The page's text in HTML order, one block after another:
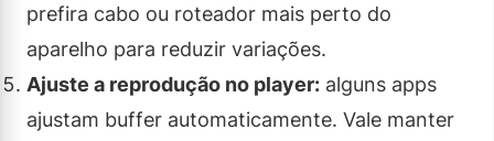
prefira cabo ou roteador mais perto do
aparelho para reduzir variações.
Ajuste a reprodução no player: alguns apps
ajustam buffer automaticamente. Vale manter